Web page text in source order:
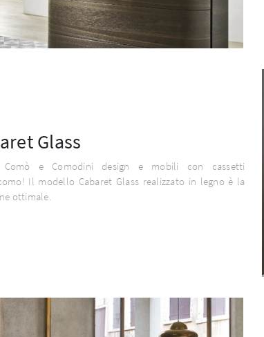
Glass
Comò e Comodini design e mobili con cassetti
Il modello Cabaret Glass realizzato in legno è la
ottimale.